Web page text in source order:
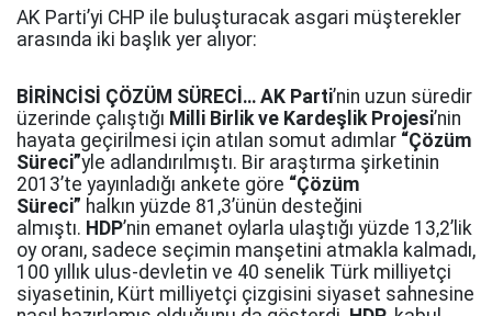
AK Parti’yi CHP ile buluşturacak asgari müşterekler
arasında iki başlık yer alıyor:
BİRİNCİSİ ÇÖZÜM SÜRECİ… AK Parti’nin uzun süredir
üzerinde çalıştığı Milli Birlik ve Kardeşlik Projesi’nin
hayata geçirilmesi için atılan somut adımlar “Çözüm
Süreci”yle adlandırılmıştı. Bir araştırma şirketinin
2013’te yayınladığı ankete göre “Çözüm
Süreci” halkın yüzde 81,3’ünün desteğini
almıştı. HDP’nin emanet oylarla ulaştığı yüzde 13,2’lik
oy oranı, sadece seçimin manşetini atmakla kalmadı,
100 yıllık ulus-devletin ve 40 senelik Türk milliyetçi
siyasetinin, Kürt milliyetçi çizgisini siyaset sahnesine